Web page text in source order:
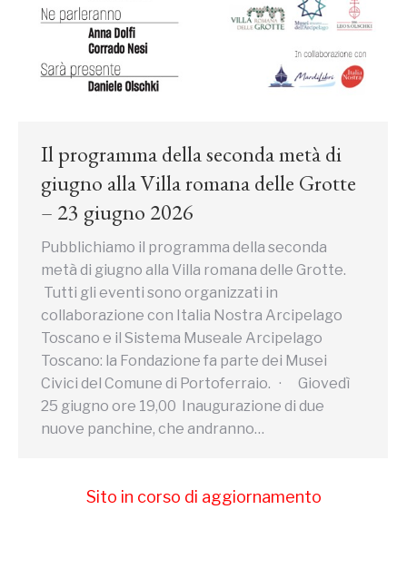
Il programma della seconda metà di
giugno alla Villa romana delle Grotte
– 23 giugno 2026
Pubblichiamo il programma della seconda
metà di giugno alla Villa romana delle Grotte.
Tutti gli eventi sono organizzati in
collaborazione con Italia Nostra Arcipelago
Toscano e il Sistema Museale Arcipelago
Toscano: la Fondazione fa parte dei Musei
Civici del Comune di Portoferraio. · Giovedì
25 giugno ore 19,00 Inaugurazione di due
nuove panchine, che andranno…
Sito in corso di aggiornamento